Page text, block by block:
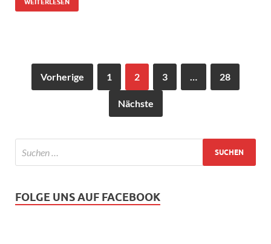
WEITERLESEN
Vorherige 1 2 3 … 28
Nächste
FOLGE UNS AUF FACEBOOK